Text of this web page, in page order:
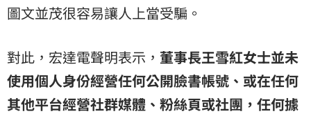
圖文並茂很容易讓人上當受騙。
對此，宏達電聲明表示， 董事長王雪紅女士並未
使用個人身份經營任何公開臉書帳號、或在任何
其他平台經營社群媒體、粉絲頁或社團，任何據